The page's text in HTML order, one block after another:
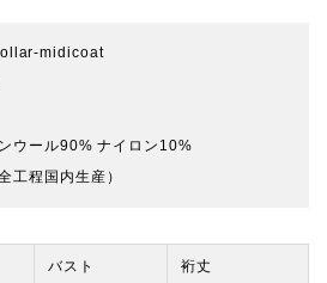
midicoat
ウール90% ナイロン10%
工程国内生産）
バスト 裄丈